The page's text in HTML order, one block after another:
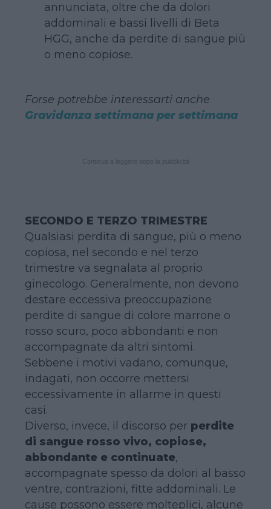
annunciata, oltre che da dolori
addominali e bassi livelli di Beta
HGG, anche da perdite di sangue più
o meno copiose.
Forse potrebbe interessarti anche
Gravidanza settimana per settimana
SECONDO E TERZO TRIMESTRE
Qualsiasi perdita di sangue, più o meno
copiosa, nel secondo e nel terzo
trimestre va segnalata al proprio
ginecologo. Generalmente, non devono
destare eccessiva preoccupazione
perdite di sangue di colore marrone o
rosso scuro, poco abbondanti e non
accompagnate da altri sintomi.
Sebbene i motivi vadano, comunque,
indagati, non occorre mettersi
eccessivamente in allarme in questi
casi.
Diverso, invece, il discorso per perdite
di sangue rosso vivo, copiose,
abbondante e continuate,
accompagnate spesso da dolori al basso
ventre, contrazioni, fitte addominali. Le
cause possono essere molteplici, alcune